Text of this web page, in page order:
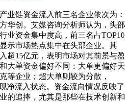
链资金流入前三名企业依次为：
华创。艾媒咨询分析师认为，头部
业资金集中度高，前三名占TOP10
示市场热点集中在头部企业。其
超15亿元，表明市场对其前景与盈
大单资金偏好不同：大单更偏好天
等企业；超大单则较为分散，
净流入状态。资金流向情况反映了
的追捧，尤其是那些在技术创新和